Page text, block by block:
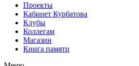
Проекты
Кабинет Курбатова
Клубы
Коллегам
Магазин
Книга памяти